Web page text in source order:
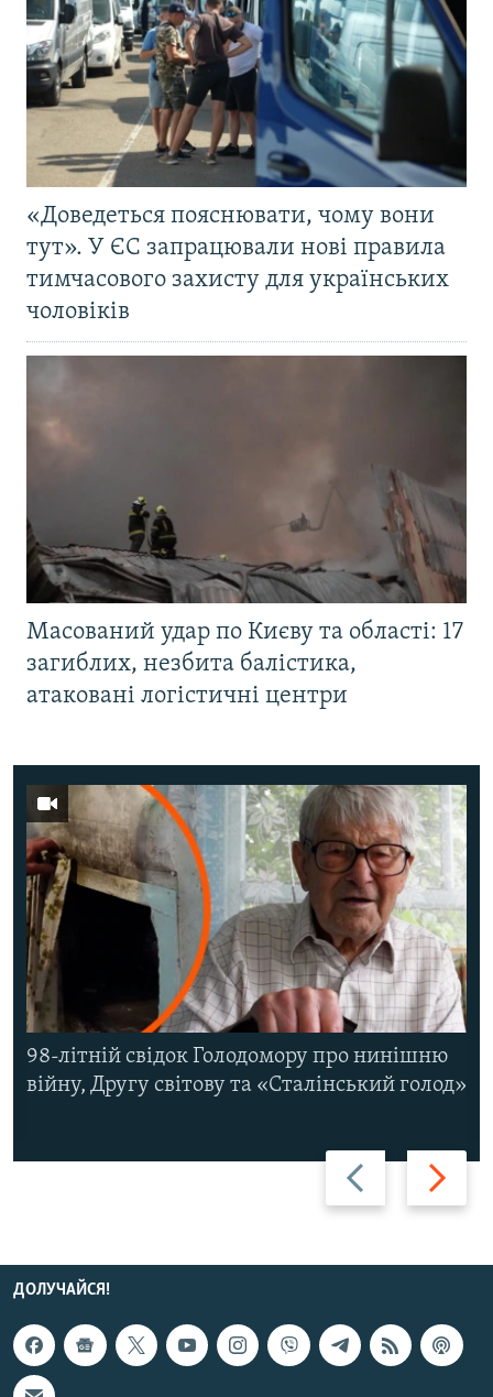
«Доведеться пояснювати, чому вони
тут». У ЄС запрацювали нові правила
тимчасового захисту для українських
чоловіків
Масований удар по Києву та області: 17
загиблих, незбита балістика,
атаковані логістичні центри
Назад Вперед
98-літній свідок Голодомору про нинішню
війну, Другу світову та «Сталінський голод»
ДОЛУЧАЙСЯ!